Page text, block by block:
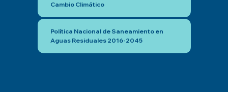
Cambio Climático
Política Nacional de Saneamiento en
Aguas Residuales 2016-2045